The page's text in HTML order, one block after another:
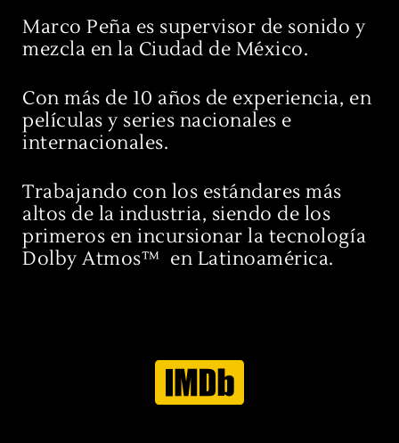
Marco Peña es supervisor de sonido y
mezcla en la Ciudad de México.
Con más de 10 años de experiencia, en
películas y series nacionales e
internacionales.
Trabajando con los estándares más
altos de la industria, siendo de los
primeros en incursionar la tecnología
Dolby Atmos™ en Latinoamérica.​